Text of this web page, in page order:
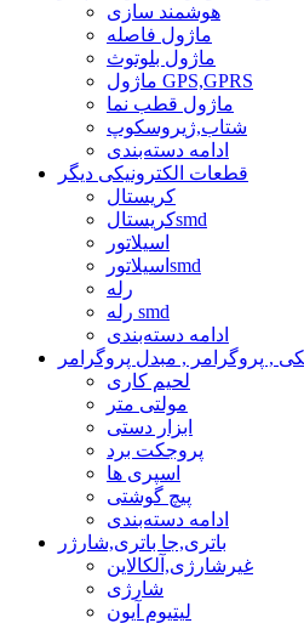
هوشمند سازی
ماژول فاصله
ماژول بلوتوث
ماژول GPS,GPRS
ماژول قطب نما
شتاب,ژیروسکوپ
ادامه دسته‌بندی
قطعات الکترونیکی دیگر
کریستال
کریستالsmd
اسیلاتور
اسیلاتورsmd
رله
رله smd
ادامه دسته‌بندی
, پروگرامر , مبدل پروگرامر
لحیم کاری
مولتی متر
ابزار دستی
پروجکت برد
اسپری ها
پیچ گوشتی
ادامه دسته‌بندی
باتری,جا باتری,شارژر
غیرشارژی,آلکالاین
شارژی
لیتیوم آیون